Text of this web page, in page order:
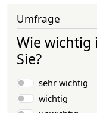
Umfrage
Wie wichtig
Sie?
sehr wichtig
wichtig